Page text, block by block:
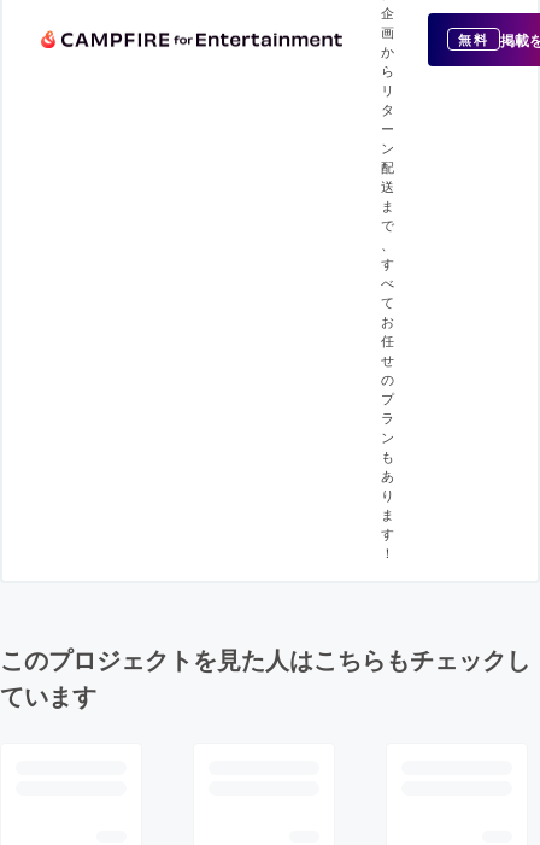
企
画
か
ら
リ
タ
ー
ン
配
送
ま
で
す
べ
て
お
任
せ
の
プ
ラ
ン
も
あ
り
ま
す
！
無料 掲載
このプロジェクトを見た人はこちらもチェックし
ています